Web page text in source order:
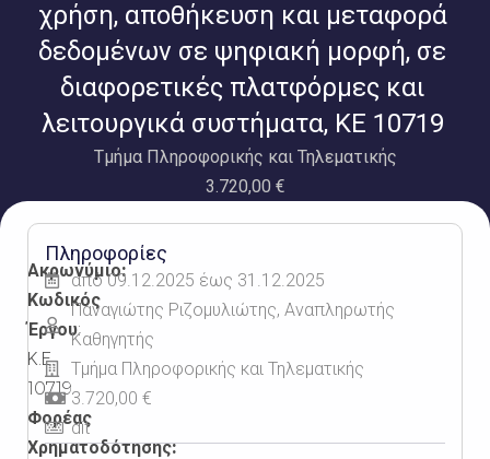
χρήση, αποθήκευση και μεταφορά
δεδομένων σε ψηφιακή μορφή, σε
διαφορετικές πλατφόρμες και
λειτουργικά συστήματα, ΚΕ 10719
Τμήμα Πληροφορικής και Τηλεματικής
3.720,00 €
Ακρωνύμιο:
Κωδικός
Έργου:
Κ.Ε.
10719
Φορέας
Χρηματοδότησης:
Πληροφορίες
από 09.12.2025 έως 31.12.2025
Παναγιώτης Ριζομυλιώτης, Αναπληρωτής
Καθηγητής
Τμήμα Πληροφορικής και Τηλεματικής
3.720,00 €
dit